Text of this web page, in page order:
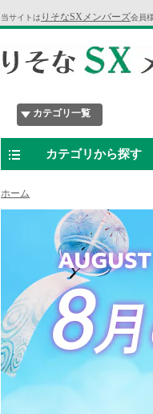
当サイトは りそなSXメンバーズ会員
カテゴリ一覧
カテゴリから探す
ホーム